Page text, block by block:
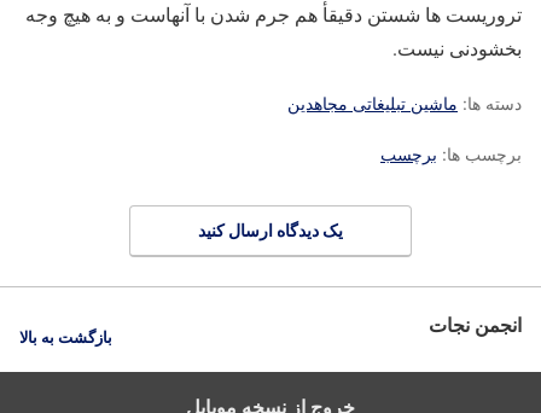
تروریست ها شستن دقیقأ هم جرم شدن با آنهاست و به هیچ وجه
بخشودنی نیست.
دسته ها: ماشین تبلیغاتی مجاهدین
برچسب ها: برچسب
یک دیدگاه ارسال کنید
انجمن نجات بازگشت به بالا
خروج از نسخه موبایل